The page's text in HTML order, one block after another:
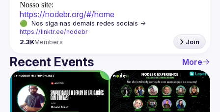
Nosso site:
https://nodebr.org/#/home
https://linktr.ee/nodebr
2.3KMembers Join
Recent Events More